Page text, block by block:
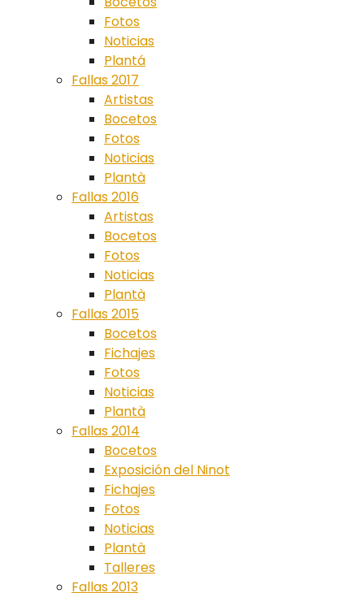
Fotos
Noticias
Plantá
Fallas 2017
Artistas
Bocetos
Fotos
Noticias
Plantà
Fallas 2016
Artistas
Bocetos
Fotos
Noticias
Plantà
Fallas 2015
Bocetos
Fichajes
Fotos
Noticias
Plantà
Fallas 2014
Bocetos
Exposición del Ninot
Fichajes
Fotos
Noticias
Plantà
Talleres
Fallas 2013